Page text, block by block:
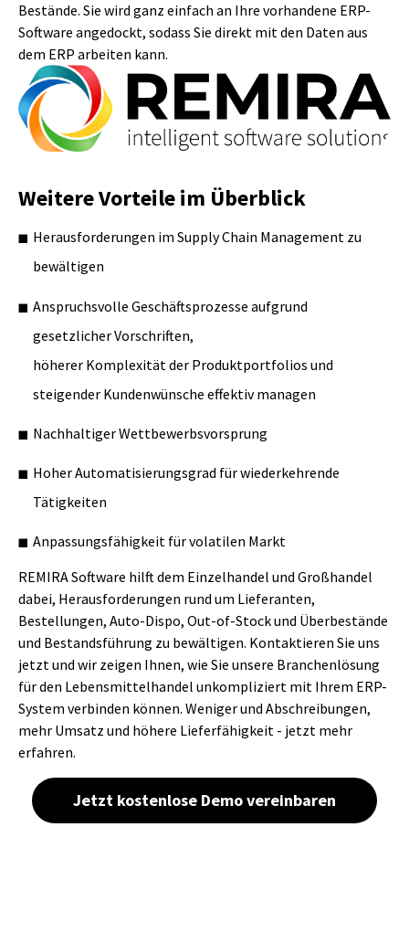
Bestände. Sie wird ganz einfach an Ihre vorhandene ERP-
Software angedockt, sodass Sie direkt mit den Daten aus
dem ERP arbeiten kann.
Weitere Vorteile im Überblick
Herausforderungen im Supply Chain Management zu
bewältigen
Anspruchsvolle Geschäftsprozesse aufgrund
gesetzlicher Vorschriften,
höherer Komplexität der Produktportfolios und
steigender Kundenwünsche effektiv managen
Nachhaltiger Wettbewerbsvorsprung
Hoher Automatisierungsgrad für wiederkehrende
Tätigkeiten
Anpassungsfähigkeit für volatilen Markt
REMIRA Software hilft dem Einzelhandel und Großhandel
dabei, Herausforderungen rund um Lieferanten,
Bestellungen, Auto-Dispo, Out-of-Stock und Überbestände
und Bestandsführung zu bewältigen. Kontaktieren Sie uns
jetzt und wir zeigen Ihnen, wie Sie unsere Branchenlösung
für den Lebensmittelhandel unkompliziert mit Ihrem ERP-
System verbinden können. Weniger und Abschreibungen,
mehr Umsatz und höhere Lieferfähigkeit - jetzt mehr
erfahren.
Jetzt kostenlose Demo vereinbaren